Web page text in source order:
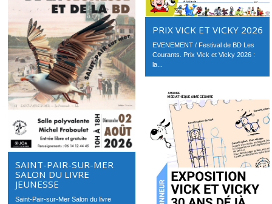
SAINT-PAIR-SUR-MER
SALON DU LIVRE
JEUNESSE
Saint-Pair-sur-Mer Salon du livre
PRIX VICK ET VICKY 2026
EVENEMENT / Festival de BD Les
Courants. Prix Vick et Vicky 2026 :
la...